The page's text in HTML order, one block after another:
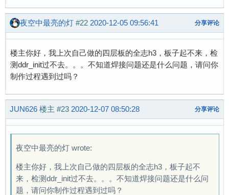
夜空中最亮的灯 #22 2020-12-05 09:56:41 分享评论
楼主你好，我上次自己做的四层板的全志h3，板子起不来，检
测ddr_init过不去。。。不知道焊接问题还是什么问题，请问你
制作过程遇到过吗？
JUN626 楼主 #23 2020-12-07 08:50:28 分享评论
夜空中最亮的灯 wrote:
楼主你好，我上次自己做的四层板的全志h3，板子起不
来，检测ddr_init过不去。。。不知道焊接问题还是什么问
题，请问你制作过程遇到过吗？